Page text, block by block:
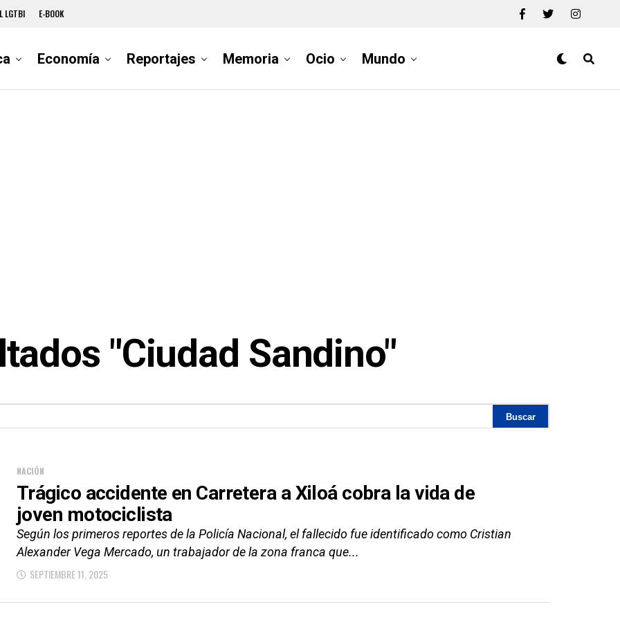
LGTBI E-BOOK
Economía Reportajes Memoria Ocio Mundo
"Ciudad Sandino"
NACIÓN
Trágico accidente en Carretera a Xiloá cobra la vida de
joven motociclista
Según los primeros reportes de la Policía Nacional, el fallecido fue identificado como Cristian
Alexander Vega Mercado, un trabajador de la zona franca que...
SEPTIEMBRE 11, 2025